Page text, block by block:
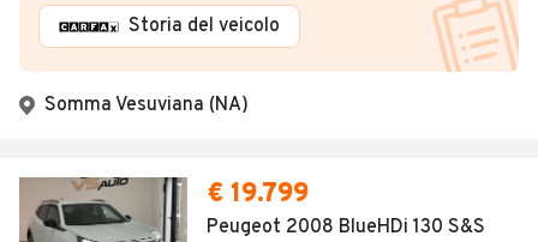
Storia del veicolo
Somma Vesuviana (NA)
€ 19.799
Peugeot 2008 BlueHDi 130 S&S